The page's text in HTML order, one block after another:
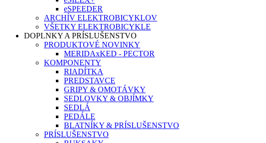
eSPEEDER
ARCHÍV ELEKTROBICYKLOV
VŠETKY ELEKTROBICYKLE
DOPLNKY A PRÍSLUŠENSTVO
PRODUKTOVÉ NOVINKY
MERIDAxKED - PECTOR
KOMPONENTY
RIADÍTKA
PREDSTAVCE
GRIPY & OMOTÁVKY
SEDLOVKY & OBJÍMKY
SEDLÁ
PEDÁLE
BLATNÍKY & PRÍSLUŠENSTVO
PRÍSLUŠENSTVO